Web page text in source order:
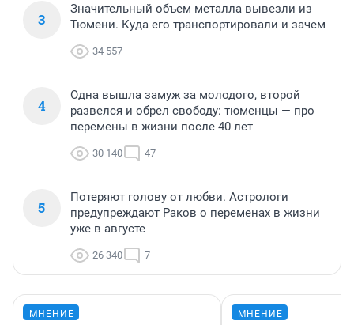
3
Значительный объем металла вывезли из
Тюмени. Куда его транспортировали и зачем
34 557
4
Одна вышла замуж за молодого, второй
развелся и обрел свободу: тюменцы — про
перемены в жизни после 40 лет
30 140 47
5
Потеряют голову от любви. Астрологи
предупреждают Раков о переменах в жизни
уже в августе
26 340 7
МНЕНИЕ МНЕНИЕ